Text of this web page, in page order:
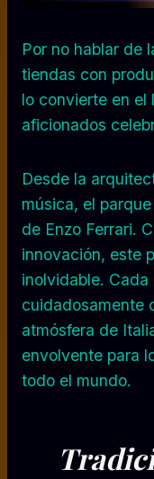
Por no hablar de
tiendas con
lo convierte en el
aficionados
Desde la
música, el
de Enzo Ferrari.
innovación, este
inolvidable.
cuidadosamente
atmósfera de
envolvente para
todo el mundo.